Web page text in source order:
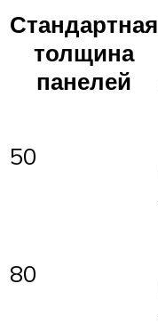
Стандартная
толщина
панелей
50
80